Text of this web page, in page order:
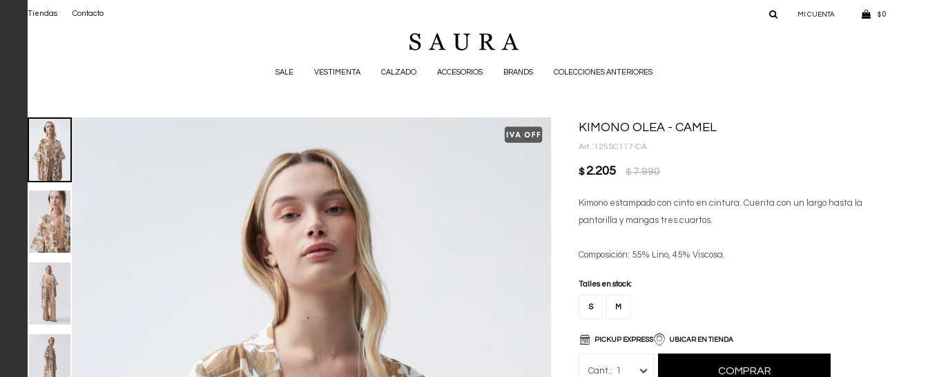
SALE VESTIMENTA CALZADO ACCESORIOS BRANDS COLECCIONES ANTERIORES
$ 0
Tiendas Contacto
KIMONO OLEA - CAMEL
125SC117-CA
$ 2.205 $ 7.990
Kimono estampado con cinto en cintura. Cuenta con un largo hasta la
pantorilla y mangas tres cuartos.
Composición: 55% Lino, 45% Viscosa.
Talles en stock:
S M
PICKUP EXPRESS UBICAR EN TIENDA
1 COMPRAR